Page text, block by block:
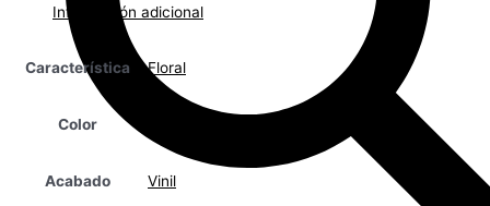
Información adicional
Característica Floral
Color
Acabado Vinil